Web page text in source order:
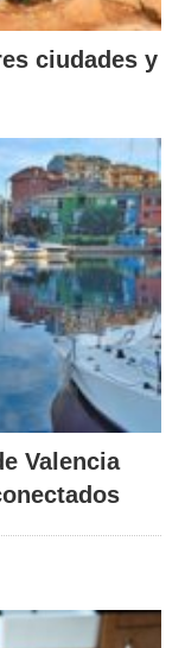
ciudades y
Valencia